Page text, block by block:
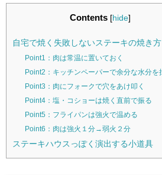
Contents [hide]
自宅で焼く失敗しないステーキの焼き方
Point1：肉は常温に置いておく
Point2：キッチンペーパーで余分な水分を
Point3：肉にフォークで穴をあけ叩く
Point4：塩・コショーは焼く直前で振る
Point5：フライパンは強火で温める
Point6：肉は強火１分→弱火２分
ステーキハウスっぽく演出する小道具